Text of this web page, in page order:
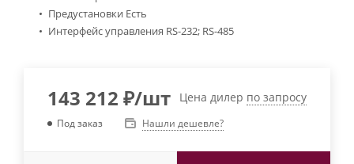
Предустановки Есть
Интерфейс управления RS-232; RS-485
143 212 ₽/шт Цена дилер по запросу
Под заказ Нашли дешевле?